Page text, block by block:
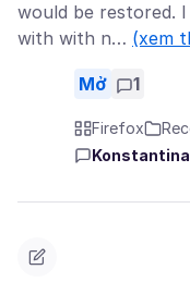
would be restored.
with with n… (xem
Mở 1
Firefox